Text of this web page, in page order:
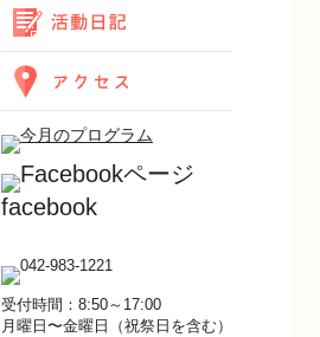
facebook
受付時間：8:50～17:00
月曜日〜金曜日（祝祭日を含む）